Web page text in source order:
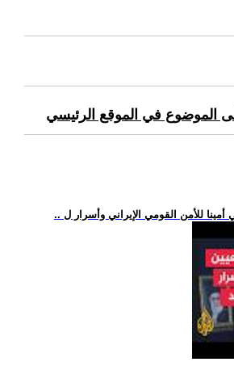
الموضوع في الموقع الرئيسي
للأمن القومي الإيراني وأسرار ل